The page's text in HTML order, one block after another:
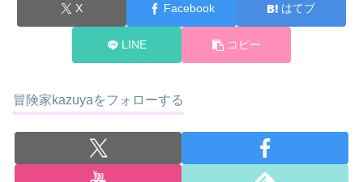
X Facebook はてブ
LINE コピー
冒険家kazuyaをフォローする